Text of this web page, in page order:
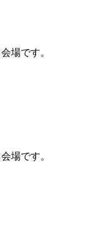
場です。
場です。